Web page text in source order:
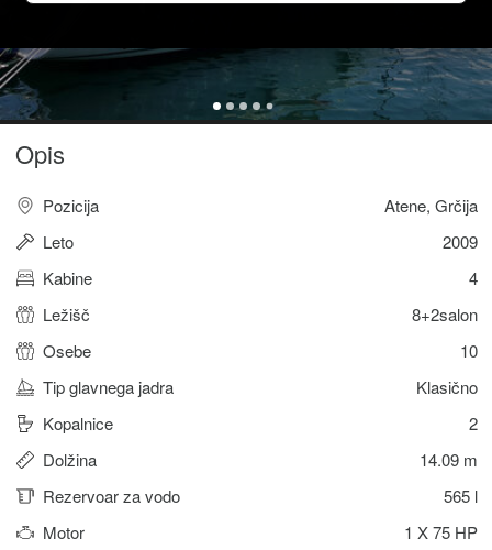
Opis
Pozicija
Atene, Grčija
Leto
2009
Kabine
4
Ležišč
8+2salon
Osebe
10
Tip glavnega jadra
Klasično
Kopalnice
2
Dolžina
14.09 m
Rezervoar za vodo
565 l
Motor
1 X 75 HP